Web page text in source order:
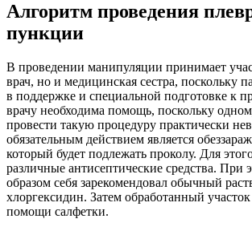
Алгоритм проведения
пункции
В проведении манипуляции принимает
врач, но и медицинская сестра, поскольку
в поддержке и специальной подготовке к
врачу необходима помощь, поскольку
провести такую процедуру практически
обязательным действием является
который будет подлежать проколу. Для
различные антисептические средства.
образом себя зарекомендовал обычный
хлоргексидин. Затем обработанный
помощи салфетки.